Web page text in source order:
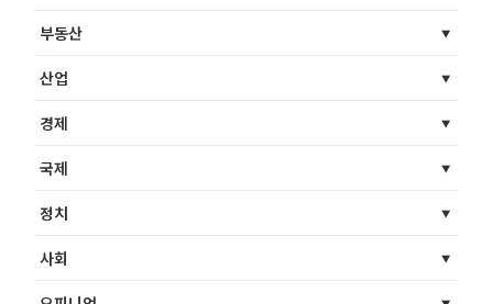
부동산
산업
경제
국제
정치
사회